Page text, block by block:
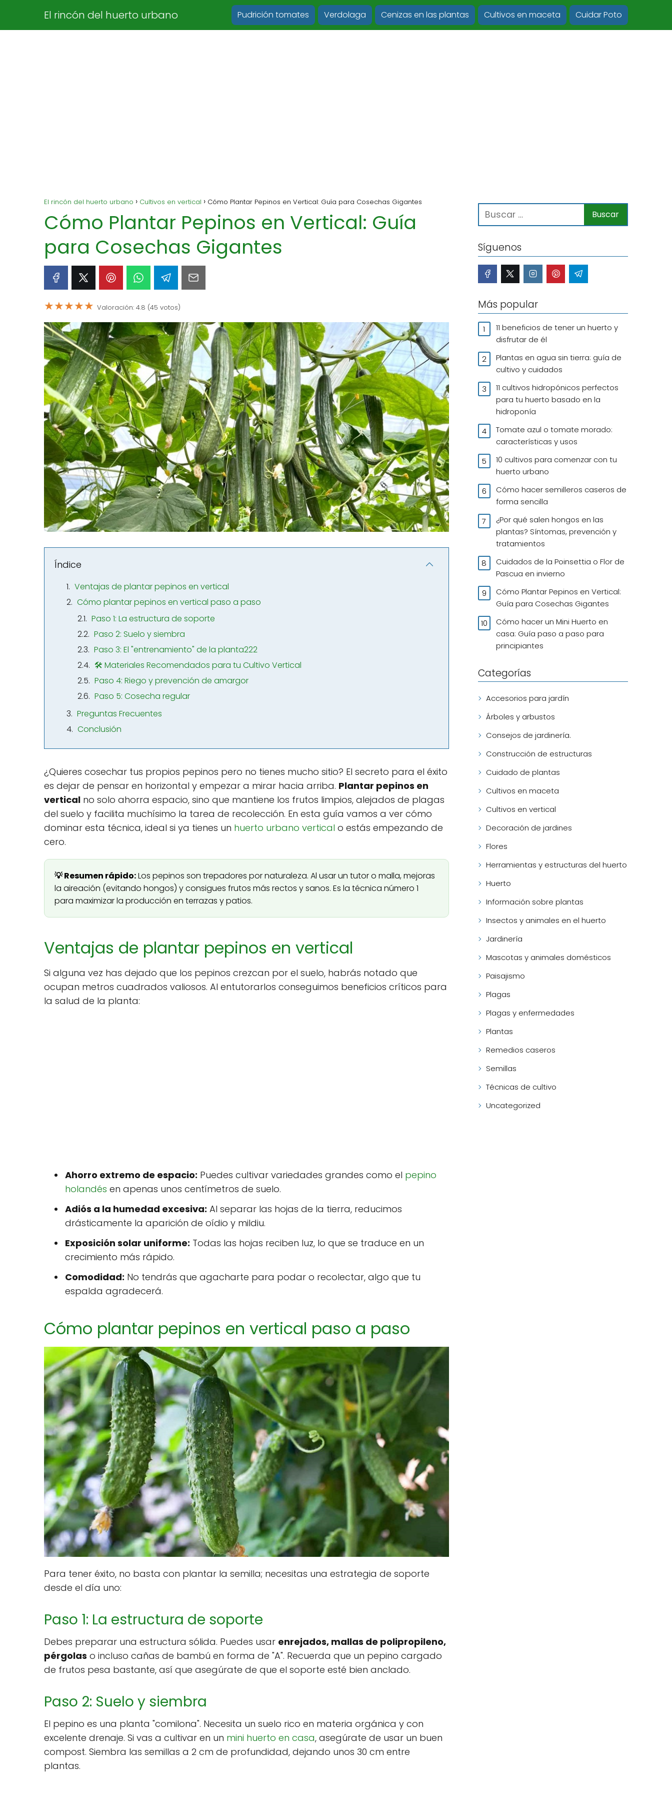
El rincón del huerto urbano Pudrición tomates Verdolaga Cenizas en las plantas Cultivos en maceta Cuidar Poto
El rincón del huerto urbano Cultivos en vertical Cómo Plantar Pepinos en Vertical: Guía para Cosechas Gigantes
Cómo Plantar Pepinos en Vertical: Guía
para Cosechas Gigantes
★★★★★ Valoración: 4.8 (45 votos)
Índice
Ventajas de plantar pepinos en vertical
Cómo plantar pepinos en vertical paso a paso
Paso 1: La estructura de soporte
Paso 2: Suelo y siembra
Paso 3: El "entrenamiento" de la planta222
🛠️ Materiales Recomendados para tu Cultivo Vertical
Paso 4: Riego y prevención de amargor
Paso 5: Cosecha regular
Preguntas Frecuentes
Conclusión
¿Quieres cosechar tus propios pepinos pero no tienes mucho sitio? El secreto para el éxito
es dejar de pensar en horizontal y empezar a mirar hacia arriba. Plantar pepinos en
vertical no solo ahorra espacio, sino que mantiene los frutos limpios, alejados de plagas
del suelo y facilita muchísimo la tarea de recolección. En esta guía vamos a ver cómo
dominar esta técnica, ideal si ya tienes un huerto urbano vertical o estás empezando de
cero.
💡 Resumen rápido:Los pepinos son trepadores por naturaleza. Al usar un tutor o malla, mejoras
la aireación (evitando hongos) y consigues frutos más rectos y sanos. Es la técnica número 1
para maximizar la producción en terrazas y patios.
Ventajas de plantar pepinos en vertical
Si alguna vez has dejado que los pepinos crezcan por el suelo, habrás notado que
ocupan metros cuadrados valiosos. Al entutorarlos conseguimos beneficios críticos para
la salud de la planta:
Ahorro extremo de espacio: Puedes cultivar variedades grandes como el pepino
holandés en apenas unos centímetros de suelo.
Adiós a la humedad excesiva: Al separar las hojas de la tierra, reducimos
drásticamente la aparición de oídio y mildiu.
Exposición solar uniforme: Todas las hojas reciben luz, lo que se traduce en un
crecimiento más rápido.
Comodidad: No tendrás que agacharte para podar o recolectar, algo que tu
espalda agradecerá.
Cómo plantar pepinos en vertical paso a paso
Para tener éxito, no basta con plantar la semilla; necesitas una estrategia de soporte
desde el día uno:
Paso 1: La estructura de soporte
Debes preparar una estructura sólida. Puedes usar enrejados, mallas de polipropileno,
pérgolas o incluso cañas de bambú en forma de "A". Recuerda que un pepino cargado
de frutos pesa bastante, así que asegúrate de que el soporte esté bien anclado.
Paso 2: Suelo y siembra
El pepino es una planta "comilona". Necesita un suelo rico en materia orgánica y con
excelente drenaje. Si vas a cultivar en un mini huerto en casa, asegúrate de usar un buen
compost. Siembra las semillas a 2 cm de profundidad, dejando unos 30 cm entre
plantas.
Síguenos
Más popular
11 beneficios de tener un huerto y
disfrutar de él
Plantas en agua sin tierra: guía de
cultivo y cuidados
11 cultivos hidropónicos perfectos
para tu huerto basado en la
hidroponía
Tomate azul o tomate morado:
características y usos
10 cultivos para comenzar con tu
huerto urbano
Cómo hacer semilleros caseros de
forma sencilla
¿Por qué salen hongos en las
plantas? Síntomas, prevención y
tratamientos
Cuidados de la Poinsettia o Flor de
Pascua en invierno
Cómo Plantar Pepinos en Vertical:
Guía para Cosechas Gigantes
Cómo hacer un Mini Huerto en
casa: Guía paso a paso para
principiantes
Categorías
Accesorios para jardín
Árboles y arbustos
Consejos de jardinería.
Construcción de estructuras
Cuidado de plantas
Cultivos en maceta
Cultivos en vertical
Decoración de jardines
Flores
Herramientas y estructuras del huerto
Huerto
Información sobre plantas
Insectos y animales en el huerto
Jardinería
Mascotas y animales domésticos
Paisajismo
Plagas
Plagas y enfermedades
Plantas
Remedios caseros
Semillas
Técnicas de cultivo
Uncategorized